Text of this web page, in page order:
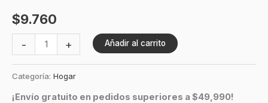
$9.760
- + Añadir al carrito
Categoría: Hogar
¡Envío gratuito en pedidos superiores a $49,990!